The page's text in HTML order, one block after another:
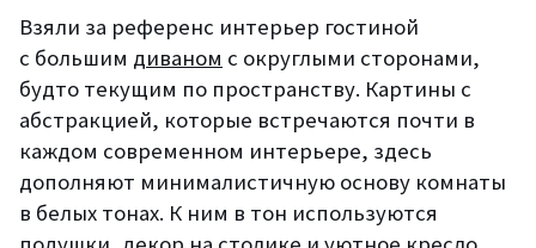
Взяли за референс интерьер гостиной
с большим диваном с округлыми сторонами,
будто текущим по пространству. Картины с
абстракцией, которые встречаются почти в
каждом современном интерьере, здесь
дополняют минималистичную основу комнаты
в белых тонах. К ним в тон используются